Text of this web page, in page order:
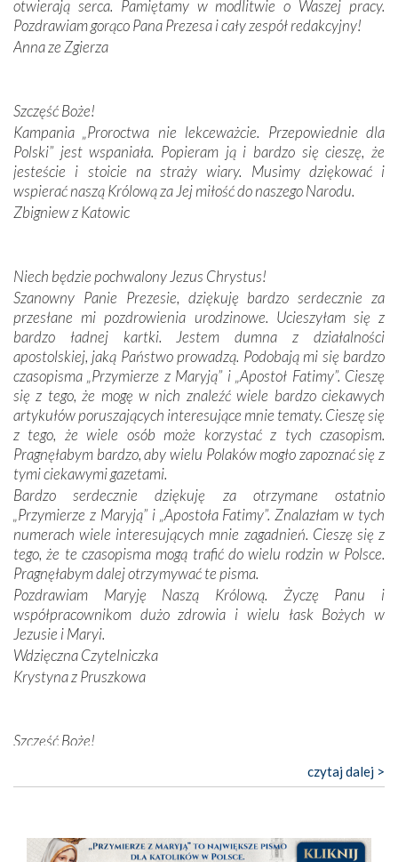
domy, w których żyli.
W miejscu objawień Matki Bożej zapaliliśmy świece
Podczas tej kilkudniowej wyprawy na każdym kroku
spotykaliśmy się z serdeczną otwartością
Portugalczyków. Podziwialiśmy ich ludową sztukę i
zwyczaje. Mimo że nasze kraje są od siebie bardzo
oddalone, w żaden sposób nie czuliśmy się obco.
Sprawiła to oczywiście sama Matka Boża, ale też
kulturowa bliskość biorąca swój początek w naszej
mieliśmy okazję przekonać się, że Maryja swoją opieką
otacza nie tylko nasz naród, lecz wszystkie nacje, które
się Jej ufnie oddają, a także każdą osobę, która zawierza
Jej siebie oraz swych bliskich.
Dzieje Portugalii to również historia wierności Bogu i
odstępstw, także w życiu władców. Trudne momenty w
wymiarze tak osobistym, jak i zbiorowym, przypominają o
konieczności ciągłego zabiegania o własną duszę i o łaskę
Opatrzności. Wierność przynosi pomyślność –
przynajmniej w życiu duchowym. Odstępstwo owocuje
nieszczęściem i śmiercią. Te uniwersalne prawdy
przychodziły na myśl, gdy słuchaliśmy opowieści
przewodników o portugalskich monarchach i wodzach,
zwycięskich bitwach i nieszczęśliwych losach grzesznych
kochanków.
Byli tym razem pośród Apostołów Fatimy reprezentanci
każdego spośród żyjących pokoleń. Najmłodszy uczestnik
liczył sobie 13 lat, zaś senior, pan Zdzisław – już 94.
Całe życie marzyłem, by tu przyjechać
Nasza pielgrzymka nie byłaby tak bogata w duchową treść
Oprócz zapewnienia nam możliwości codziennego
pięknych pieśni.
otwierają serca. Pamiętamy w modlitwie o Waszej pracy.
Pozdrawiam gorąco Pana Prezesa i cały zespół redakcyjny!
Anna ze Zgierza
Szczęść Boże!
Kampania „Proroctwa nie lekceważcie. Przepowiednie dla
Polski” jest wspaniała. Popieram ją i bardzo się cieszę, że
jesteście i stoicie na straży wiary. Musimy dziękować i
wspierać naszą Królową za Jej miłość do naszego Narodu.
Zbigniew z Katowic
Niech będzie pochwalony Jezus Chrystus!
Szanowny Panie Prezesie, dziękuję bardzo serdecznie za
przesłane mi pozdrowienia urodzinowe. Ucieszyłam się z
bardzo ładnej kartki. Jestem dumna z działalności
apostolskiej, jaką Państwo prowadzą. Podobają mi się bardzo
czasopisma „Przymierze z Maryją” i „Apostoł Fatimy”. Cieszę
się z tego, że mogę w nich znaleźć wiele bardzo ciekawych
artykułów poruszających interesujące mnie tematy. Cieszę się
z tego, że wiele osób może korzystać z tych czasopism.
Pragnęłabym bardzo, aby wielu Polaków mogło zapoznać się z
tymi ciekawymi gazetami.
Bardzo serdecznie dziękuję za otrzymane ostatnio
„Przymierze z Maryją” i „Apostoła Fatimy”. Znalazłam w tych
numerach wiele interesujących mnie zagadnień. Cieszę się z
tego, że te czasopisma mogą trafić do wielu rodzin w Polsce.
Pragnęłabym dalej otrzymywać te pisma.
Pozdrawiam Maryję Naszą Królową. Życzę Panu i
współpracownikom dużo zdrowia i wielu łask Bożych w
Jezusie i Maryi.
Wdzięczna Czytelniczka
Krystyna z Pruszkowa
Szczęść Boże!
to pismo, które bardzo sobie cenię i szanuję. Redagujecie
nas prowadzi!
czytaj dalej >